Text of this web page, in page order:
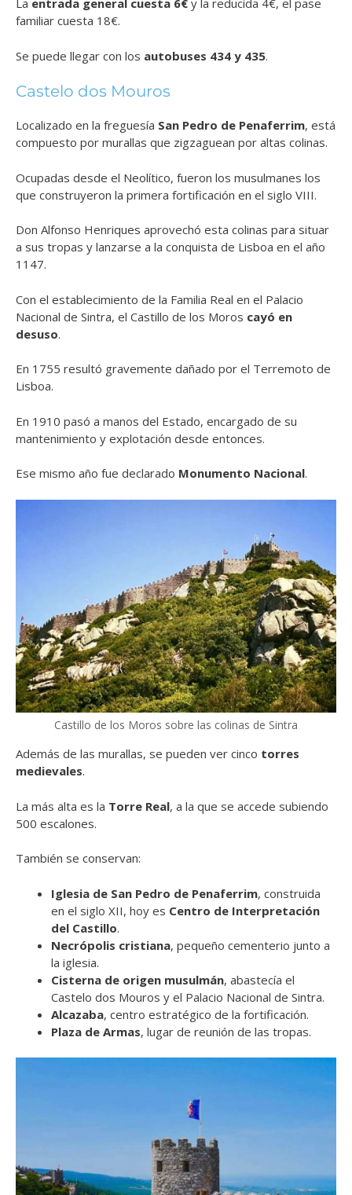
La entrada general cuesta 6€ y la reducida 4€, el pase
familiar cuesta 18€.
Se puede llegar con los autobuses 434 y 435.
Castelo dos Mouros
Localizado en la freguesía San Pedro de Penaferrim, está
compuesto por murallas que zigzaguean por altas colinas.
Ocupadas desde el Neolítico, fueron los musulmanes los
que construyeron la primera fortificación en el siglo VIII.
Don Alfonso Henriques aprovechó esta colinas para situar
a sus tropas y lanzarse a la conquista de Lisboa en el año
1147.
Con el establecimiento de la Familia Real en el Palacio
Nacional de Sintra, el Castillo de los Moros cayó en
desuso.
En 1755 resultó gravemente dañado por el Terremoto de
Lisboa.
En 1910 pasó a manos del Estado, encargado de su
mantenimiento y explotación desde entonces.
Ese mismo año fue declarado Monumento Nacional.
Castillo de los Moros sobre las colinas de Sintra
Además de las murallas, se pueden ver cinco torres
medievales.
La más alta es la Torre Real, a la que se accede subiendo
500 escalones.
También se conservan:
Iglesia de San Pedro de Penaferrim, construida
en el siglo XII, hoy es Centro de Interpretación
del Castillo.
Necrópolis cristiana, pequeño cementerio junto a
la iglesia.
Cisterna de origen musulmán, abastecía el
Castelo dos Mouros y el Palacio Nacional de Sintra.
Alcazaba, centro estratégico de la fortificación.
Plaza de Armas, lugar de reunión de las tropas.